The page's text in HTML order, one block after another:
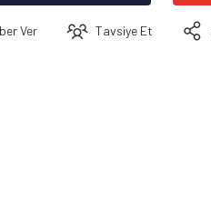
Ver Tavsiye Et